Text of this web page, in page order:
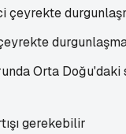
Orta